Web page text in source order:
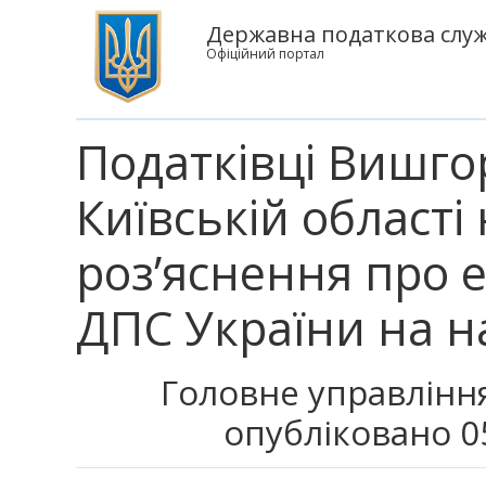
Державна податкова
Офіційний портал
Податківці
Київській
роз’яснення про
ДПС України на
Головне
опубліковано